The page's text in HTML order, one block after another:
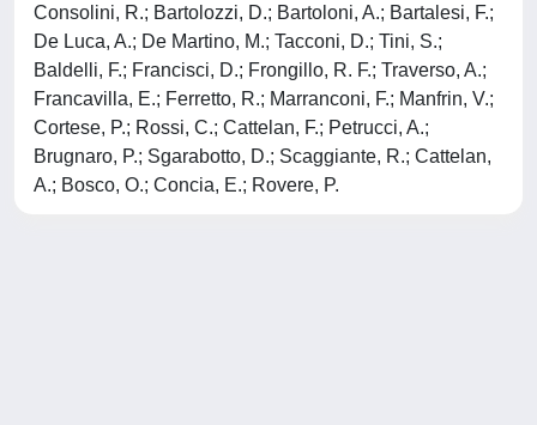
Consolini, R.; Bartolozzi, D.; Bartoloni, A.; Bartalesi, F.;
De Luca, A.; De Martino, M.; Tacconi, D.; Tini, S.;
Baldelli, F.; Francisci, D.; Frongillo, R. F.; Traverso, A.;
Francavilla, E.; Ferretto, R.; Marranconi, F.; Manfrin, V.;
Cortese, P.; Rossi, C.; Cattelan, F.; Petrucci, A.;
Brugnaro, P.; Sgarabotto, D.; Scaggiante, R.; Cattelan,
A.; Bosco, O.; Concia, E.; Rovere, P.